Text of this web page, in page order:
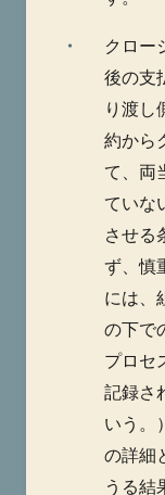
・
クロー
後の支
り渡し
約から
て、両
ていな
させる
ず、慎
には、
の下で
プロセ
記録さ
いう。
の詳細
うる結